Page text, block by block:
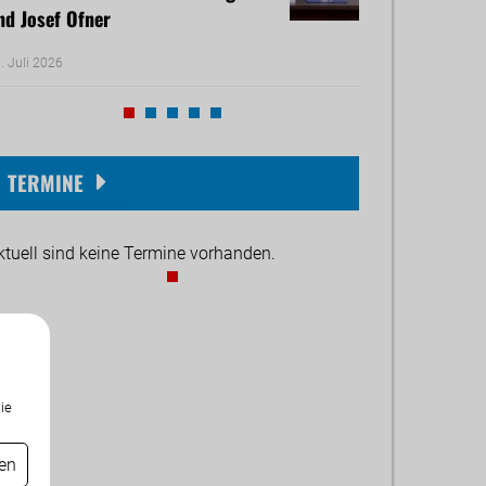
Josef Ofner
Juli 2026
Michael Reiner
TERMINE
sind keine Termine vorhanden.